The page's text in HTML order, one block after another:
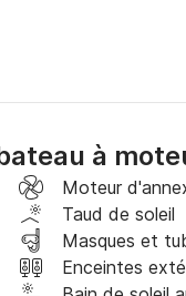
et boisson pour
sauf
à  zéro au
à
Moteur
Taud de soleil
Masques et
Enceintes